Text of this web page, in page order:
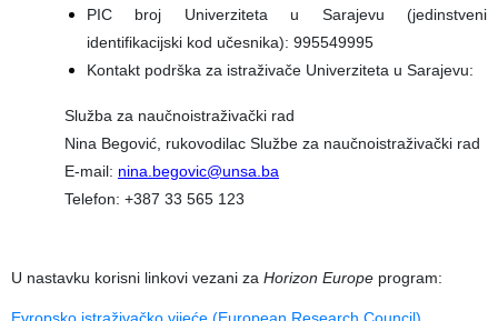
PIC broj Univerziteta u Sarajevu (jedinstveni
identifikacijski kod učesnika): 995549995
Kontakt podrška za istraživače Univerziteta u Sarajevu:
Služba za naučnoistraživački rad
Nina Begović, rukovodilac Službe za naučnoistraživački rad
E-mail: nina.begovic@unsa.ba
Telefon: +387 33 565 123
U nastavku korisni linkovi vezani za Horizon Europe program: